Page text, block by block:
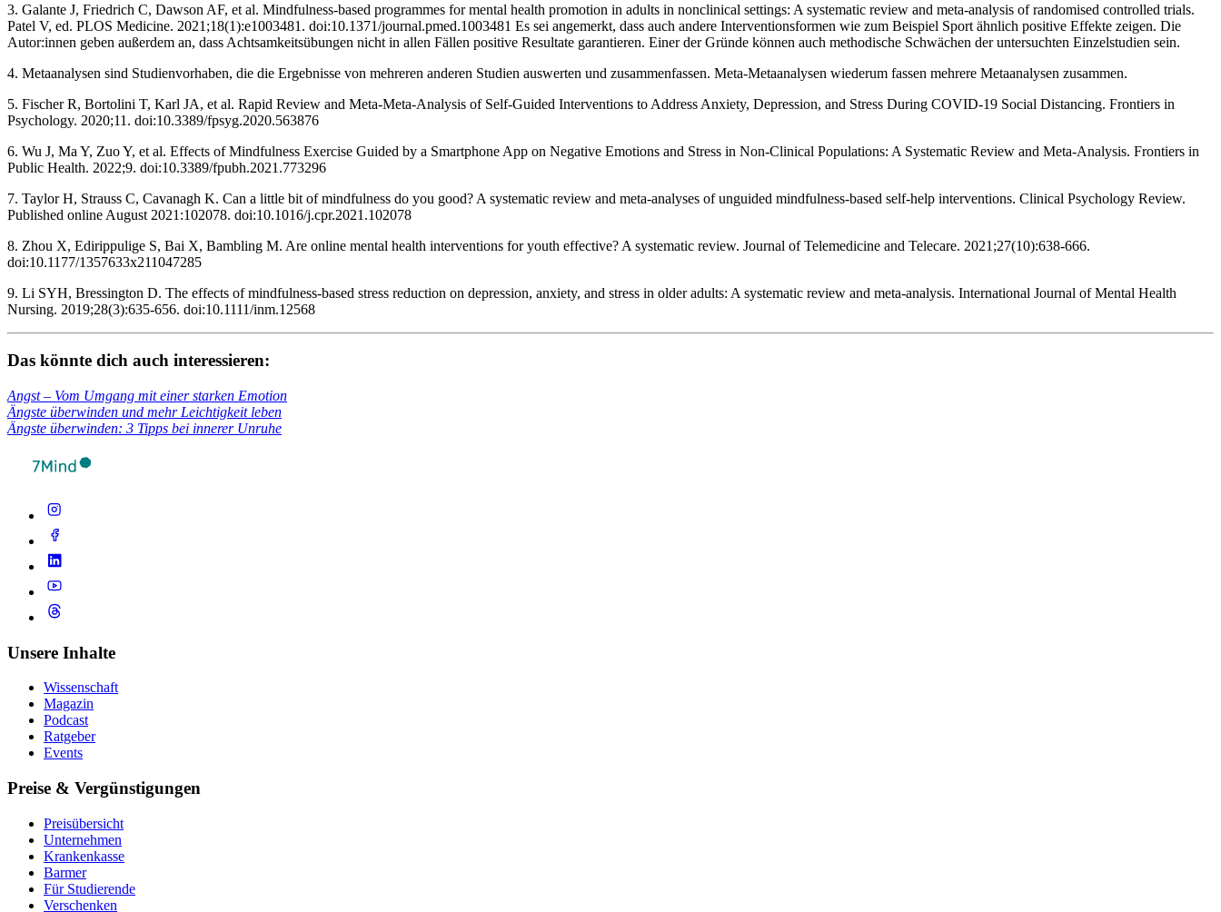
3. Galante J, Friedrich C, Dawson AF, et al. Mindfulness-based programmes for mental health promotion in adults in nonclinical settings: A systematic review and meta-analysis of randomised controlled trials.
Patel V, ed. PLOS Medicine. 2021;18(1):e1003481. doi:10.1371/journal.pmed.1003481 Es sei angemerkt, dass auch andere Interventionsformen wie zum Beispiel Sport ähnlich positive Effekte zeigen. Die
Autor:innen geben außerdem an, dass Achtsamkeitsübungen nicht in allen Fällen positive Resultate garantieren. Einer der Gründe können auch methodische Schwächen der untersuchten Einzelstudien sein.
4. Metaanalysen sind Studienvorhaben, die die Ergebnisse von mehreren anderen Studien auswerten und zusammenfassen. Meta-Metaanalysen wiederum fassen mehrere Metaanalysen zusammen.
5. Fischer R, Bortolini T, Karl JA, et al. Rapid Review and Meta-Meta-Analysis of Self-Guided Interventions to Address Anxiety, Depression, and Stress During COVID-19 Social Distancing. Frontiers in
Psychology. 2020;11. doi:10.3389/fpsyg.2020.563876
6. Wu J, Ma Y, Zuo Y, et al. Effects of Mindfulness Exercise Guided by a Smartphone App on Negative Emotions and Stress in Non-Clinical Populations: A Systematic Review and Meta-Analysis. Frontiers in
Public Health. 2022;9. doi:10.3389/fpubh.2021.773296
7. Taylor H, Strauss C, Cavanagh K. Can a little bit of mindfulness do you good? A systematic review and meta-analyses of unguided mindfulness-based self-help interventions. Clinical Psychology Review.
Published online August 2021:102078. doi:10.1016/j.cpr.2021.102078 ‌
8. Zhou X, Edirippulige S, Bai X, Bambling M. Are online mental health interventions for youth effective? A systematic review. Journal of Telemedicine and Telecare. 2021;27(10):638-666.
doi:10.1177/1357633x211047285 ‌
9. Li SYH, Bressington D. The effects of mindfulness‐based stress reduction on depression, anxiety, and stress in older adults: A systematic review and meta‐analysis. International Journal of Mental Health
Nursing. 2019;28(3):635-656. doi:10.1111/inm.12568
Das könnte dich auch inter­es­sie­ren:
Angst – Vom Umgang mit einer star­ken Emo­tion
Ängste über­win­den und mehr Leich­tig­keit leben
Ängste über­win­den: 3 Tipps bei inne­rer Unruhe
Unsere Inhalte
Wissenschaft
Magazin
Podcast
Ratgeber
Events
Preise & Vergünstigungen
Preisübersicht
Unternehmen
Krankenkasse
Barmer
Für Studierende
Ver­schen­ken